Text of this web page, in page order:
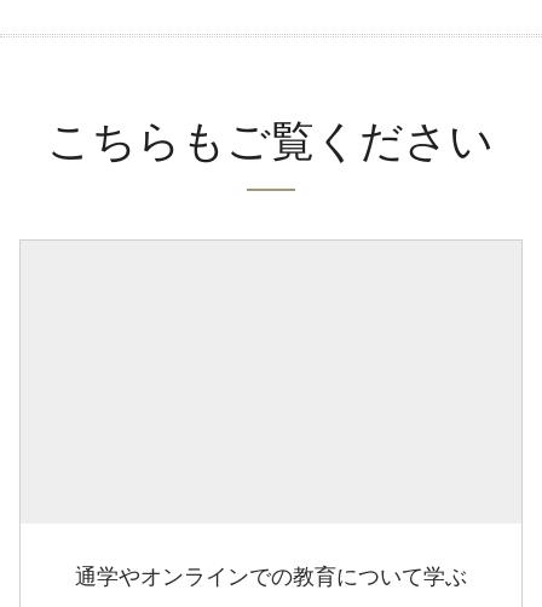
こちらもご覧ください
通学やオンラインでの教育について学ぶ